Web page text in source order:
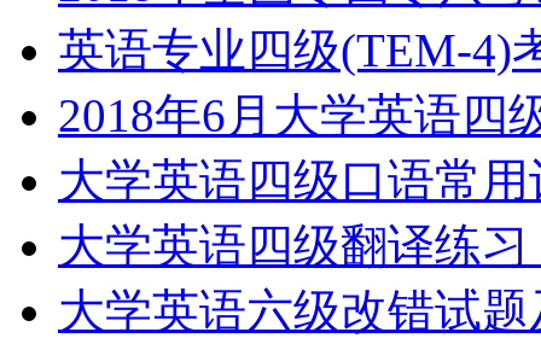
英语专业四级(TEM-4)
2018年6月大学英语四
大学英语四级口语常
大学英语四级翻译练
大学英语六级改错试